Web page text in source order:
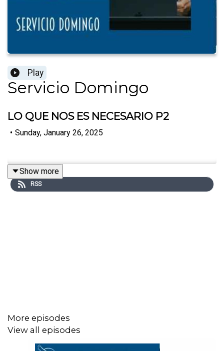
Play
Servicio Domingo
LO QUE NOS ES NECESARIO P2
• Sunday, January 26, 2025
Show more
RSS
More episodes
View all episodes